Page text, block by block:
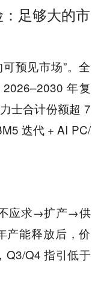
足够大的市
预见市场”。全
年复
士合计份额超 7
迭代 + AI PC/
不应求→扩产→供
产能释放后，价
Q3/Q4 指引低于